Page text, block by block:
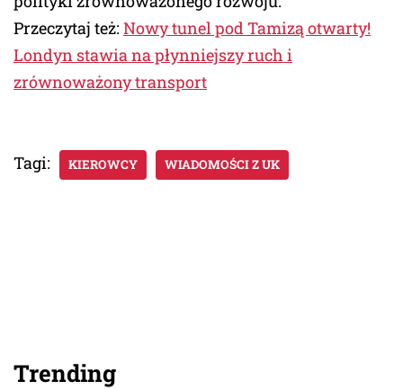
Przeczytaj też: Nowy tunel pod Tamizą otwarty!
Londyn stawia na płynniejszy ruch i
zrównoważony transport
Tagi: KIEROWCY WIADOMOŚCI Z UK
Trending